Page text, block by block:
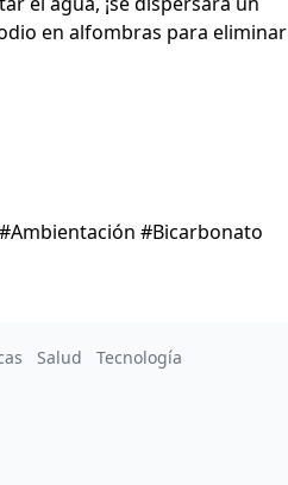
en alfombras para eliminar
#Bicarbonato
Salud Tecnología